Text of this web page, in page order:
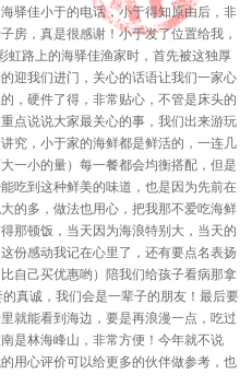
驿佳小于的电话，小于得知原由后，非
房，真是很感谢！小于发了位置给我，
虹路上的海驿佳渔家时，首先被这独厚
迎我们进门，关心的话语让我们一家心
，硬件了得，非常贴心，不管是床头的
点说说大家最关心的事，我们出来游玩
究，小于家的海鲜都是鲜活的，一连几
一小的量）每一餐都会均衡搭配，但是
吃到这种鲜美的味道，也是因为先前在
的多，做法也用心，把我那不爱吃海鲜
那顿饭，当天因为海浪特别大，当天的
份感动我记在心里了，还有要点名表扬
自己买优惠哟）陪我们给孩子看病那拿
真诚，我们会是一辈子的朋友！最后要
就能看到海边，要是再浪漫一点，吃过
是林海峰山，非常方便！今年就不说
用心评价可以给更多的伙伴做参考，也